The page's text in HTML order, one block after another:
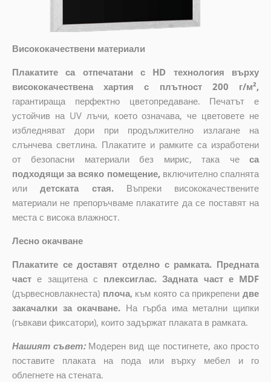
Висококачествени материали
Плакатите са отпечатани с HD технология върху
висококачествена хартия с плътност 200 г/м²,
гарантираща перфектно цветопредаване. Печатът е
устойчив на UV лъчи, което означава, че цветовете не
избледняват дори при продължително излагане на
слънчева светлина. Плакатите и рамките са изработени
от безопасни материали без мирис, така че
са
подходящи за всяко помещение, включително спалнята
или
детската стая.
Въпреки висококачествените
материали не препоръчваме плакатите да се поставят на
места с висока влажност.
Лесно окачване
Плакатите се доставят отделно с рамката. Предната
част е защитена с плексиглас. Задната част е MDF
(дървесновлакнеста) плоча, към която са прикрепени две
закачалки за окачване. На гърба има метални щипки
(гъвкави фиксатори), които задържат плаката в рамката.
Нашият съвет: Модерен вид ще постигнете, ако просто
поставите плаката на пода или върху мебел и го
облегнете на стената.